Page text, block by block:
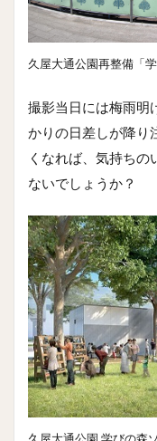
久屋大通公園再整備「
撮影当日には梅雨明
かりの日差しが降り
くなれば、気持ちの
ないでしょうか？
久屋大通公園 学びの森